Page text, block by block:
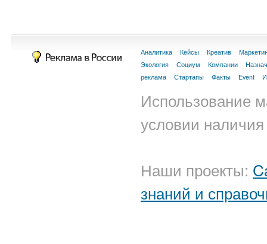
Аналитика Кейсы Креатив
Экология
Социум Компании
реклама
Стартапы Факты Event
Использование
условии
Наши проекты:
знаний и